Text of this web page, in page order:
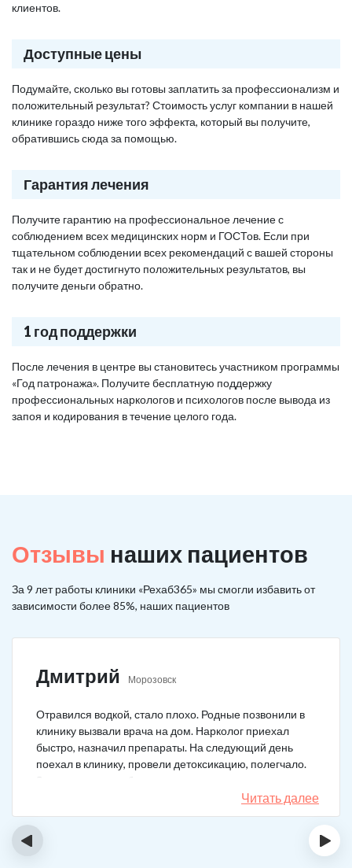
клиентов.
Доступные цены
Подумайте, сколько вы готовы заплатить за профессионализм и
положительный результат? Стоимость услуг компании в нашей
клинике гораздо ниже того эффекта, который вы получите,
обратившись сюда за помощью.
Гарантия лечения
Получите гарантию на профессиональное лечение с
соблюдением всех медицинских норм и ГОСТов. Если при
тщательном соблюдении всех рекомендаций с вашей стороны
так и не будет достигнуто положительных результатов, вы
получите деньги обратно.
1 год поддержки
После лечения в центре вы становитесь участником программы
«Год патронажа». Получите бесплатную поддержку
профессиональных наркологов и психологов после вывода из
запоя и кодирования в течение целого года.
Отзывы наших пациентов
За 9 лет работы клиники «Рехаб365» мы смогли избавить от
зависимости более 85%, наших пациентов
Дмитрий Морозовск
Отравился водкой, стало плохо. Родные позвонили в
клинику вызвали врача на дом. Нарколог приехал
быстро, назначил препараты. На следующий день
поехал в клинику, провели детоксикацию, полегчало.
Записался на реабилитацию, прошел и теперь думаю,
что в рот водку больше не возьму. Так намучался и
испугался.
Читать далее
‹ ›